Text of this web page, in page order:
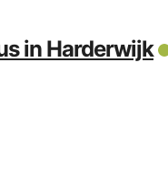
in Harderwijk